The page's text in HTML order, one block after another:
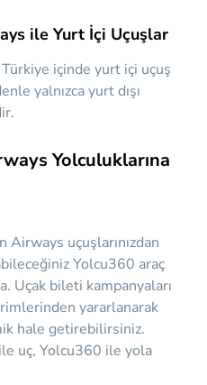
ile Yurt İçi Uçuşlar
içinde yurt içi uçuş
yalnızca yurt dışı
Yolculuklarına
uçuşlarınızdan
Yolcu360 araç
Uçak bileti kampanyaları
yararlanarak
hale getirebilirsiniz.
uç, Yolcu360 ile yola